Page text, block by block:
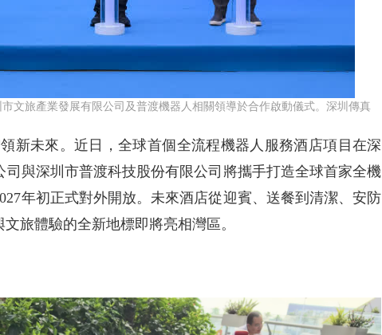
文旅產業發展有限公司及普渡機器人相關領導於合作啟動儀式。深圳傳真
新未來。近日，全球首個全流程機器人服務酒店項目在深
與深圳市普渡科技股份有限公司將攜手打造全球首家全機
年初正式對外開放。未來酒店從迎賓、送餐到清潔、安防
旅體驗的全新地標即將亮相灣區。